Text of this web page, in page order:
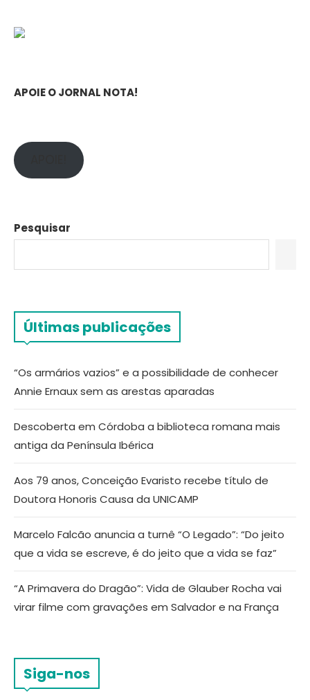
APOIE O JORNAL NOTA!
Pesquisar
Últimas publicações
“Os armários vazios” e a possibilidade de conhecer
Annie Ernaux sem as arestas aparadas
Descoberta em Córdoba a biblioteca romana mais
antiga da Península Ibérica
Aos 79 anos, Conceição Evaristo recebe título de
Doutora Honoris Causa da UNICAMP
Marcelo Falcão anuncia a turnê “O Legado”: “Do jeito
que a vida se escreve, é do jeito que a vida se faz”
“A Primavera do Dragão”: Vida de Glauber Rocha vai
virar filme com gravações em Salvador e na França
Siga-nos